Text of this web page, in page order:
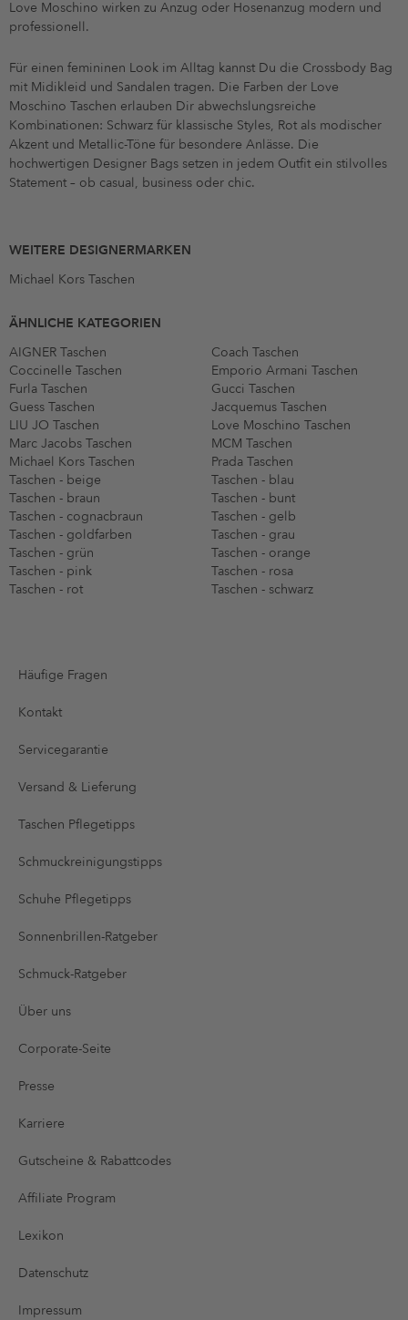
Love Moschino wirken zu Anzug oder Hosenanzug modern und
professionell.
Für einen femininen Look im Alltag kannst Du die Crossbody Bag
mit Midikleid und Sandalen tragen. Die Farben der Love
Moschino Taschen erlauben Dir abwechslungsreiche
Kombinationen: Schwarz für klassische Styles, Rot als modischer
Akzent und Metallic-Töne für besondere Anlässe. Die
hochwertigen Designer Bags setzen in jedem Outfit ein stilvolles
Statement – ob casual, business oder chic.
WEITERE DESIGNERMARKEN
Michael Kors Taschen
ÄHNLICHE KATEGORIEN
AIGNER Taschen
Coach Taschen
Coccinelle Taschen
Emporio Armani Taschen
Furla Taschen
Gucci Taschen
Guess Taschen
Jacquemus Taschen
LIU JO Taschen
Love Moschino Taschen
Marc Jacobs Taschen
MCM Taschen
Michael Kors Taschen
Prada Taschen
Taschen - beige
Taschen - blau
Taschen - braun
Taschen - bunt
Taschen - cognacbraun
Taschen - gelb
Taschen - goldfarben
Taschen - grau
Taschen - grün
Taschen - orange
Taschen - pink
Taschen - rosa
Taschen - rot
Taschen - schwarz
Häufige Fragen
Kontakt
Servicegarantie
Versand & Lieferung
Taschen Pflegetipps
Schmuckreinigungstipps
Schuhe Pflegetipps
Sonnenbrillen-Ratgeber
Schmuck-Ratgeber
Über uns
Corporate-Seite
Presse
Karriere
Gutscheine & Rabattcodes
Affiliate Program
Lexikon
Datenschutz
Impressum